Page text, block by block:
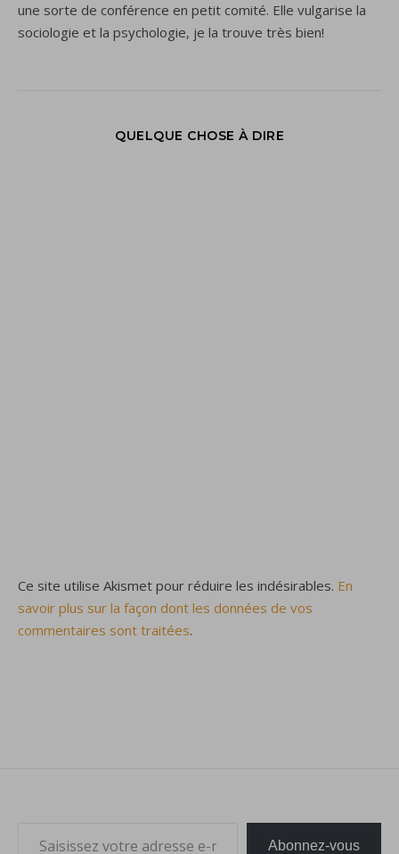
une sorte de conférence en petit comité. Elle vulgarise la
sociologie et la psychologie, je la trouve très bien!
QUELQUE CHOSE À DIRE
Ce site utilise Akismet pour réduire les indésirables. En
savoir plus sur la façon dont les données de vos
commentaires sont traitées.
Abonnez-vous